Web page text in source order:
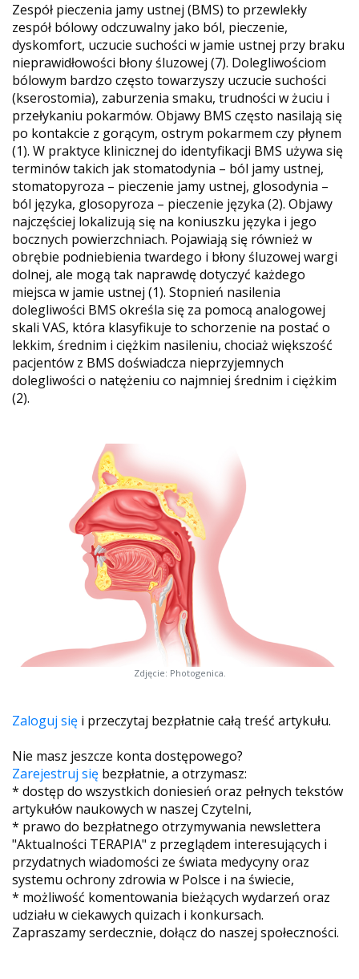
Zespół pieczenia jamy ustnej (BMS) to przewlekły
zespół bólowy odczuwalny jako ból, pieczenie,
dyskomfort, uczucie suchości w jamie ustnej przy braku
nieprawidłowości błony śluzowej (7). Dolegliwościom
bólowym bardzo często towarzyszy uczucie suchości
(kserostomia), zaburzenia smaku, trudności w żuciu i
przełykaniu pokarmów. Objawy BMS często nasilają się
po kontakcie z gorącym, ostrym pokarmem czy płynem
(1). W praktyce klinicznej do identyfikacji BMS używa się
terminów takich jak stomatodynia – ból jamy ustnej,
stomatopyroza – pieczenie jamy ustnej, glosodynia –
ból języka, glosopyroza – pieczenie języka (2). Objawy
najczęściej lokalizują się na koniuszku języka i jego
bocznych powierzchniach. Pojawiają się również w
obrębie podniebienia twardego i błony śluzowej wargi
dolnej, ale mogą tak naprawdę dotyczyć każdego
miejsca w jamie ustnej (1). Stopnień nasilenia
dolegliwości BMS określa się za pomocą analogowej
skali VAS, która klasyfikuje to schorzenie na postać o
lekkim, średnim i ciężkim nasileniu, chociaż większość
pacjentów z BMS doświadcza nieprzyjemnych
dolegliwości o natężeniu co najmniej średnim i ciężkim
(2).
Zdjęcie: Photogenica.
Zaloguj się i przeczytaj bezpłatnie całą treść artykułu.
Nie masz jeszcze konta dostępowego?
Zarejestruj się bezpłatnie, a otrzymasz:
* dostęp do wszystkich doniesień oraz pełnych tekstów
artykułów naukowych w naszej Czytelni,
* prawo do bezpłatnego otrzymywania newslettera
"Aktualności TERAPIA" z przeglądem interesujących i
przydatnych wiadomości ze świata medycyny oraz
systemu ochrony zdrowia w Polsce i na świecie,
* możliwość komentowania bieżących wydarzeń oraz
udziału w ciekawych quizach i konkursach.
Zapraszamy serdecznie, dołącz do naszej społeczności.